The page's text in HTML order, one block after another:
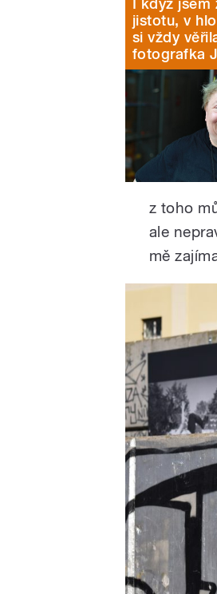
I když jsem
jistotu, v
si vždy
fotografka
z toho
ale
mě